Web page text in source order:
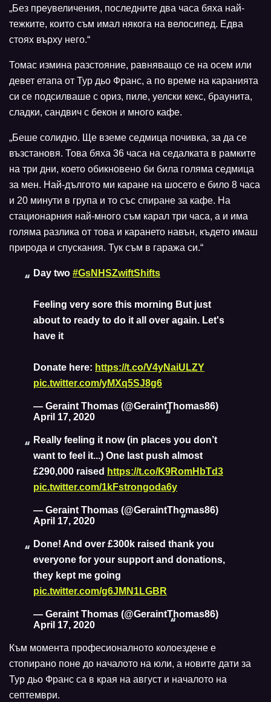
„Без преувеличения, последните два часа бяха най-
тежките, които съм имал някога на велосипед. Едва
стоях върху него.“
Томас измина разстояние, равняващо се на осем или
девет етапа от Тур дьо Франс, а по време на каранията
си се подсилваше с ориз, пиле, уелски кекс, браунита,
сладки, сандвич с бекон и много кафе.
„Беше солидно. Ще вземе седмица почивка, за да се
възстановя. Това бяха 36 часа на седалката в рамките
на три дни, което обикновено би била голяма седмица
за мен. Най-дългото ми каране на шосето е било 8 часа
и 20 минути в група и то със спиране за кафе. На
стационарния най-много съм карал три часа, а и има
голяма разлика от това и карането навън, където имаш
природа и спускания. Тук съм в гаража си.“
Day two #GsNHSZwiftShifts
Feeling very sore this morning But just
about to ready to do it all over again. Let's
have it
Donate here: https://t.co/V4yNaiULZY
pic.twitter.com/yMXq5SJ8g6
— Geraint Thomas (@GeraintThomas86)
April 17, 2020
Really feeling it now (in places you don’t
want to feel it...) One last push almost
£290,000 raised https://t.co/K9RomHbTd3
pic.twitter.com/1kFstrongoda6y
— Geraint Thomas (@GeraintThomas86)
April 17, 2020
Done! And over £300k raised thank you
everyone for your support and donations,
they kept me going
pic.twitter.com/g6JMN1LGBR
— Geraint Thomas (@GeraintThomas86)
April 17, 2020
Към момента професионалното колоездене е
стопирано поне до началото на юли, а новите дати за
Тур дьо Франс са в края на август и началото на
септември.